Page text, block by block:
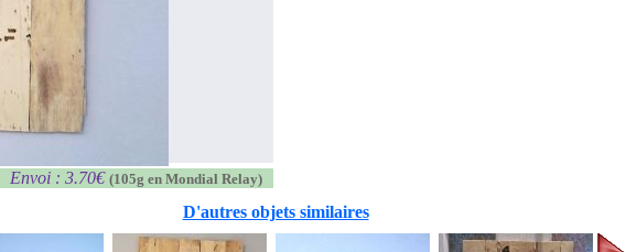
Envoi : 3.70€(105g en Mondial Relay)
D'autres objets similaires